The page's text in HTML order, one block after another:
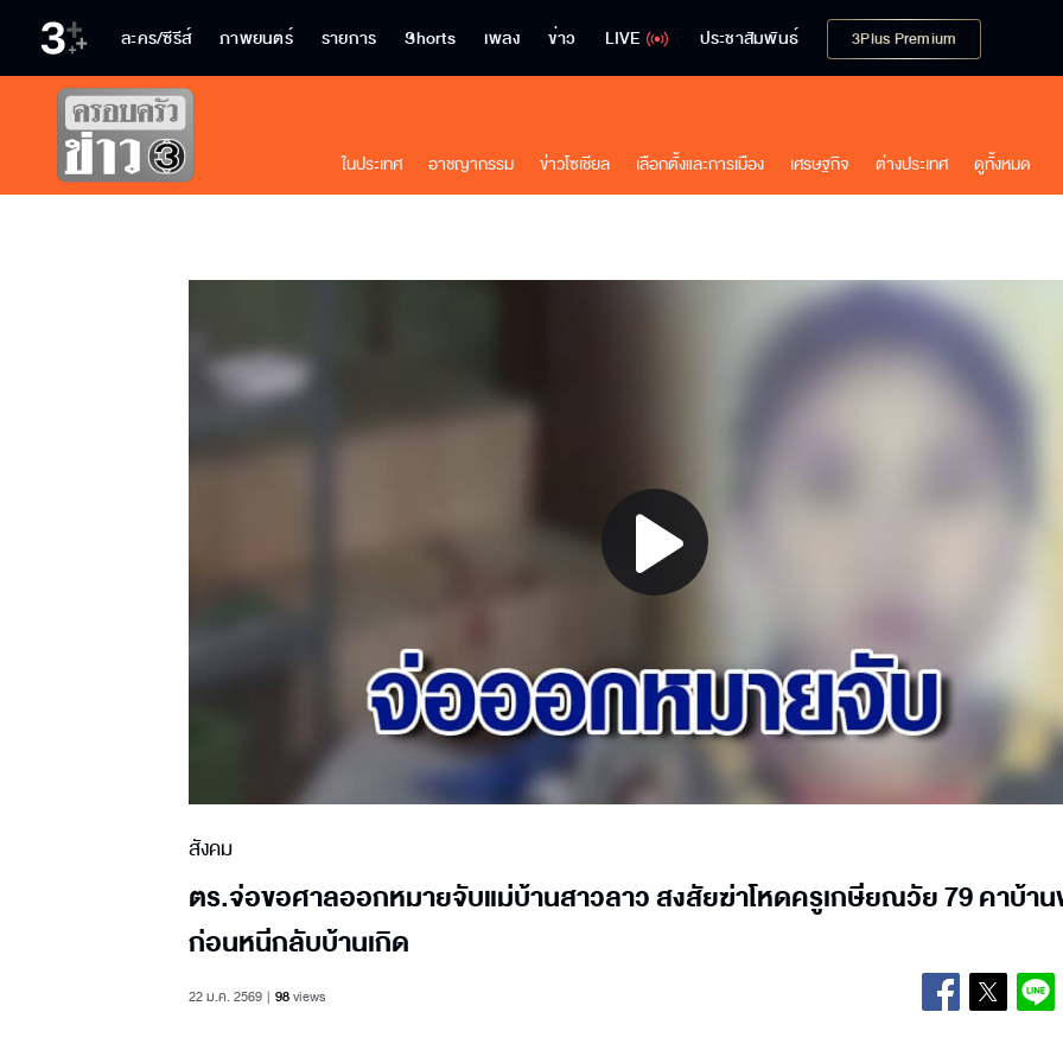
ละคร/ซีรีส์ ภาพยนตร์ รายการ Shorts เพลง ข่าว LIVE ประชาสัมพันธ์ 3Plus Premium
ในประเทศ อาชญากรรม ข่าวโซเชียล เลือกตั้งและการเมือง เศรษฐกิจ ต่างประเทศ ดูทั้งหมด
Play
สังคม
ตร.จ่อขอศาลออกหมายจับแม่บ้านสาวลาว สงสัยฆ่าโหดครูเกษียณวัย 79 คาบ้า
ก่อนหนีกลับบ้านเกิด
22 ม.ค. 2569 98views